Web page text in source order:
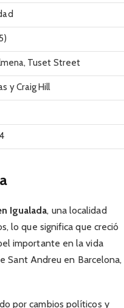
Tuset Street
y Craig Hill
Igualada, una localidad
lo que significa que creció
importante en la vida
Sant Andreu en Barcelona,
por cambios políticos y